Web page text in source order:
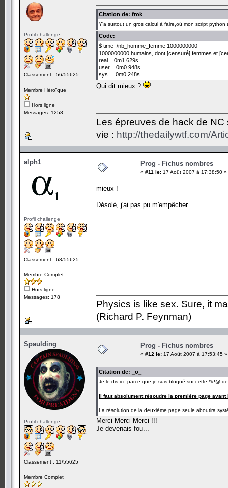
Profil challenge
Classement : 56/55625
Membre Héroïque
Hors ligne
Messages: 1258
Citation de: frok
Y'a surtout un gros calcul à faire,où mon script
Code:
$ time ./nb_homme_femme 1000000000
1000000000 humains, dont [censuré] femmes et
real 0m1.629s
user 0m0.948s
sys 0m0.248s
Qui dit mieux ?
Les épreuves de hack de
vie : http://thedailywtf.com/
alph1
Profil challenge
Classement : 68/55625
Membre Complet
Hors ligne
Messages: 178
Prog - Fichus nombres
« #11 le: 17 Août 2007 à 17:38:50 »
mieux !
Désolé, j'ai pas pu m'empêcher.
Physics is like sex. Sure, it
(Richard P. Feynman)
Spaulding
Profil challenge
Classement : 11/55625
Membre Complet
Prog - Fichus nombres
« #12 le: 17 Août 2007 à 17:53:45 »
Citation de: _o_
Je le dis ici, parce que je suis bloqué sur cette *#!@
Il faut absolument résoudre la première page avant
La résolution de la deuxième page seule aboutira
Merci Merci Merci !!!
Je devenais fou...